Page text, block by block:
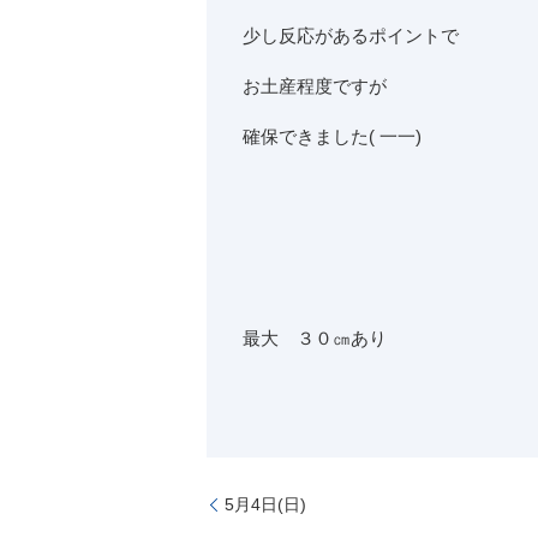
少し反応があるポイントで
お土産程度ですが
確保できました( 一一)
最大 ３０㎝あり
5月4日(日)